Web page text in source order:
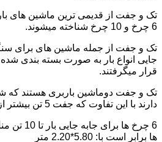
تک و جفت از قدیمی ترین ماشین های
6 چرخ و 10 چرخ شناخته میشوند.
تک و جفت از جمله ماشین های برای
جایی انواع بار به صورت بسته بندی شده
قرار میگرفتند.
تک و جفت دوماشین باربری هستند که
دارند با این تفاوت که جفت 5 تن بیشتر از تک بار حمل میکند.
6 چرخ ها
ها برابر است با: 5.80*2.20 متر